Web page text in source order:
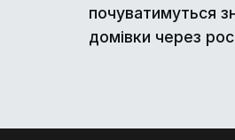
почуватимуться
домівки через